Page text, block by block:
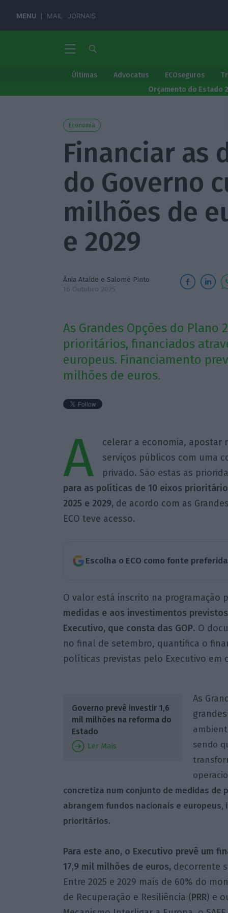
MENU MAIL JORNAIS
Últimas Advocatus ECOseguros
Orçamento do Estado
Economia
Financiar as
do Governo
milhões de
e 2029
Ânia Ataíde e Salomé Pinto
16 Outubro 2025
As Grandes Opções do Plano
prioritários, financiados
europeus. Financiamento
milhões de euros.
A
celerar a economia, apostar
serviços públicos com uma
privado. São estas as
para as políticas de 10 eixos
2025 e 2029, de acordo com as
ECO teve acesso.
Escolha o ECO como fonte
O valor está inscrito na programação
medidas e aos investimentos
Executivo, que consta das GOP. O
no final de setembro, quantifica o
políticas previstas pelo Executivo em
Governo prevê investir 1,6
mil milhões na reforma do
Estado
Ler Mais
As
sendo
concretiza num conjunto de medidas
abrangem fundos nacionais e
prioritários.
Para este ano, o Executivo prevê um
17,9 mil milhões de euros, decorrente
Entre 2025 e 2029 mais de 60% do
de Recuperação e Resiliência (PRR) e